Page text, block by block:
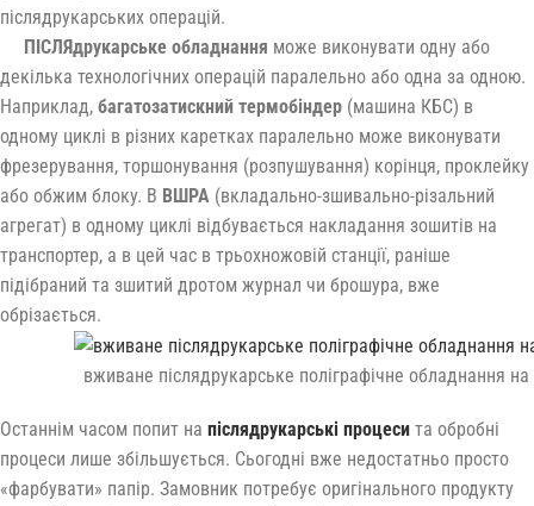
післядрукарських операцій.
ПІСЛЯдрукарське обладнання може виконувати одну або
декілька технологічних операцій паралельно або одна за одною.
Наприклад, багатозатискний термобіндер (машина КБС) в
одному циклі в різних каретках паралельно може виконувати
фрезерування, торшонування (розпушування) корінця, проклейку
або обжим блоку. В ВШРА (вкладально-зшивально-різальний
агрегат) в одному циклі відбувається накладання зошитів на
транспортер, а в цей час в трьохножовій станції, раніше
підібраний та зшитий дротом журнал чи брошура, вже
обрізається.
вживане післядрукарське поліграфічне обладнання
Останнім часом попит на післядрукарські процеси та обробні
процеси лише збільшується. Сьогодні вже недостатньо просто
«фарбувати» папір. Замовник потребує оригінального продукту